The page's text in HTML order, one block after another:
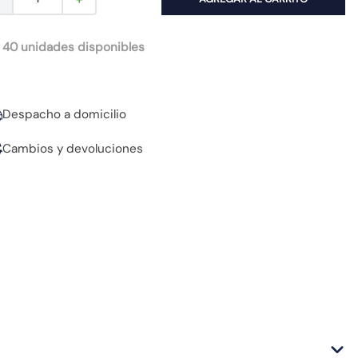
40 unidades disponibles
Despacho a domicilio
Cambios y devoluciones